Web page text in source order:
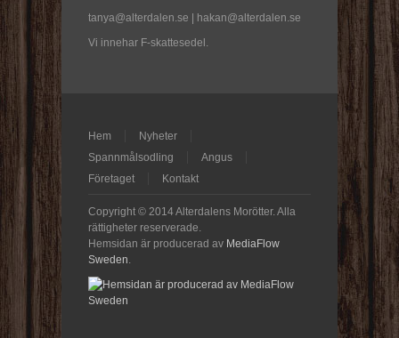
tanya@alterdalen.se | hakan@alterdalen.se
Vi innehar F-skattesedel.
Hem
Nyheter
Spannmålsodling
Angus
Företaget
Kontakt
Copyright © 2014 Alterdalens Morötter. Alla
rättigheter reserverade.
Hemsidan är producerad av MediaFlow
Sweden.